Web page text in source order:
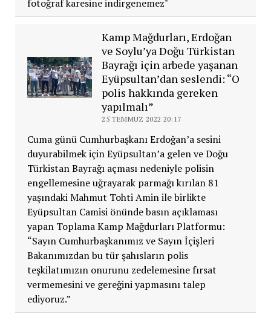
fotoğraf karesine indirgenemez"
Kamp Mağdurları, Erdoğan
ve Soylu’ya Doğu Türkistan
Bayrağı için arbede yaşanan
Eyüpsultan’dan seslendi: “O
polis hakkında gereken
yapılmalı”
25 TEMMUZ 2022 20:17
Cuma günü Cumhurbaşkanı Erdoğan’a sesini
duyurabilmek için Eyüpsultan’a gelen ve Doğu
Türkistan Bayrağı açması nedeniyle polisin
engellemesine uğrayarak parmağı kırılan 81
yaşındaki Mahmut Tohti Amin ile birlikte
Eyüpsultan Camisi önünde basın açıklaması
yapan Toplama Kamp Mağdurları Platformu:
“Sayın Cumhurbaşkanımız ve Sayın İçişleri
Bakanımızdan bu tür şahısların polis
teşkilatımızın onurunu zedelemesine fırsat
vermemesini ve gereğini yapmasını talep
ediyoruz.”